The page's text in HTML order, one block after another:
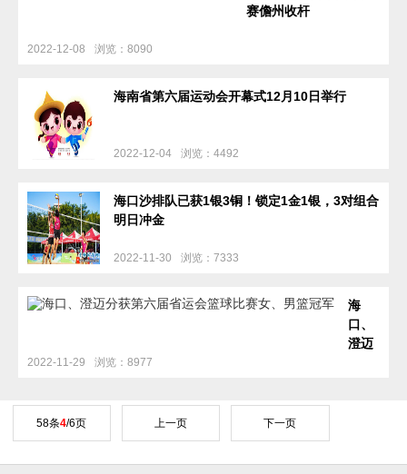
赛儋州收杆
2022-12-08 浏览：8090
海南省第六届运动会开幕式12月10日举行
2022-12-04 浏览：4492
海口沙排队已获1银3铜！锁定1金1银，3对组合
明日冲金
2022-11-30 浏览：7333
海
口、
澄迈
2022-11-29 浏览：8977
58条4/6页 上一页 下一页